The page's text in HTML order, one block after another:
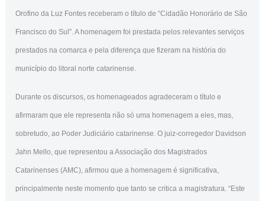
Orofino da Luz Fontes receberam o título de “Cidadão Honorário de São
Francisco do Sul”. A homenagem foi prestada pelos relevantes serviços
prestados na comarca e pela diferença que fizeram na história do
município do litoral norte catarinense.
Durante os discursos, os homenageados agradeceram o título e
afirmaram que ele representa não só uma homenagem a eles, mas,
sobretudo, ao Poder Judiciário catarinense. O juiz-corregedor Davidson
Jahn Mello, que representou a Associação dos Magistrados
Catarinenses (AMC), afirmou que a homenagem é significativa,
principalmente neste momento que tanto se critica a magistratura. “Este